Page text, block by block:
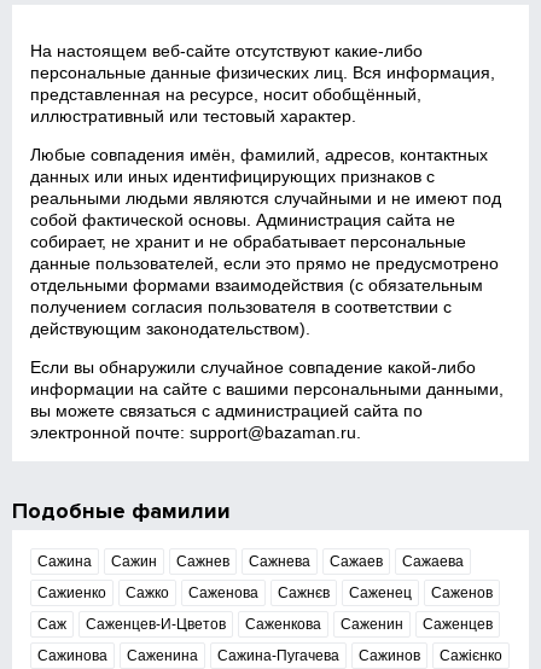
На настоящем веб‑сайте отсутствуют какие‑либо
персональные данные физических лиц. Вся информация,
представленная на ресурсе, носит обобщённый,
иллюстративный или тестовый характер.
Любые совпадения имён, фамилий, адресов, контактных
данных или иных идентифицирующих признаков с
реальными людьми являются случайными и не имеют под
собой фактической основы. Администрация сайта не
собирает, не хранит и не обрабатывает персональные
данные пользователей, если это прямо не предусмотрено
отдельными формами взаимодействия (с обязательным
получением согласия пользователя в соответствии с
действующим законодательством).
Если вы обнаружили случайное совпадение какой‑либо
информации на сайте с вашими персональными данными,
вы можете связаться с администрацией сайта по
электронной почте:support@bazaman.ru
Подобные фамилии
Сажина Сажин Сажнев Сажнева Сажаев
Сажаева
Сажиенко
Сажко Саженова Сажнєв Саженец
Саженов
Саж
Саженцев-И-Цветов Саженкова Саженин
Саженцев
Сажинова
Саженина Сажина-Пугачева Сажинов Сажієнко